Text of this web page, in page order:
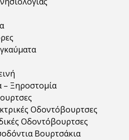
– Ξηροστομία
Οδοντόβουρτσες
Οδοντόβουρτσες
Βουρτσάκια